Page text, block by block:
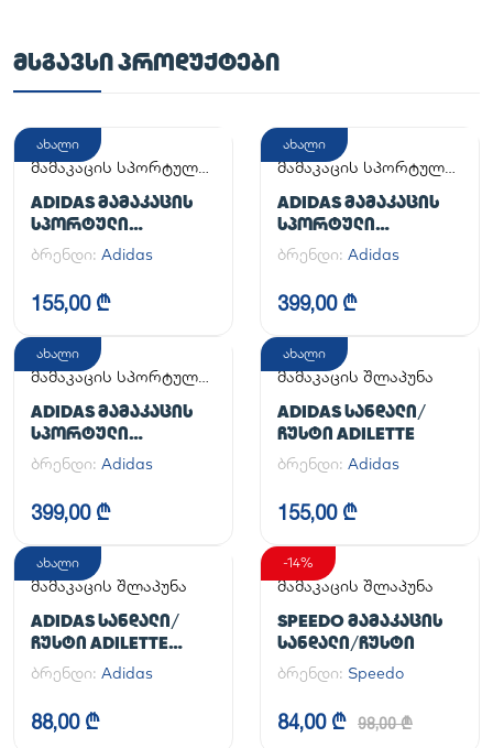
ᲛᲡᲒᲐᲕᲡᲘ ᲞᲠᲝᲓᲣᲥᲢᲔᲑᲘ
ახალი
მამაკაცის სპორტული
ADIDAS ᲛᲐᲛᲐᲙᲐᲪᲘᲡ
ᲡᲞᲝᲠᲢᲣᲚᲘ
ᲤᲔᲮᲡᲐᲪᲛᲔᲚᲘ
ADILETTE
ბრენდი: Adidas
155,00 ₾
ახალი
მამაკაცის სპორტული
ADIDAS ᲛᲐᲛᲐᲙᲐᲪᲘᲡ
ᲡᲞᲝᲠᲢᲣᲚᲘ
ᲤᲔᲮᲡᲐᲪᲛᲔᲚᲘ
HANDBALL SPEZIAL
ბრენდი: Adidas
399,00 ₾
ახალი
მამაკაცის სპორტული
ADIDAS ᲛᲐᲛᲐᲙᲐᲪᲘᲡ
ᲡᲞᲝᲠᲢᲣᲚᲘ
ᲤᲔᲮᲡᲐᲪᲛᲔᲚᲘ
HANDBALL SPEZIAL
ბრენდი: Adidas
399,00 ₾
ახალი
მამაკაცის შლაპუნა
ADIDAS ᲡᲐᲜᲓᲐᲚᲘ/
ᲩᲣᲡᲢᲘ ADILETTE
ბრენდი: Adidas
155,00 ₾
ახალი
მამაკაცის შლაპუნა
ADIDAS ᲡᲐᲜᲓᲐᲚᲘ/
ᲩᲣᲡᲢᲘ ADILETTE
AQUA
ბრენდი: Adidas
88,00 ₾
-14%
მამაკაცის შლაპუნა
SPEEDO ᲛᲐᲛᲐᲙᲐᲪᲘᲡ
ᲡᲐᲜᲓᲐᲚᲘ/ᲩᲣᲡᲢᲘ
ბრენდი: Speedo
84,00 ₾ 98,00 ₾